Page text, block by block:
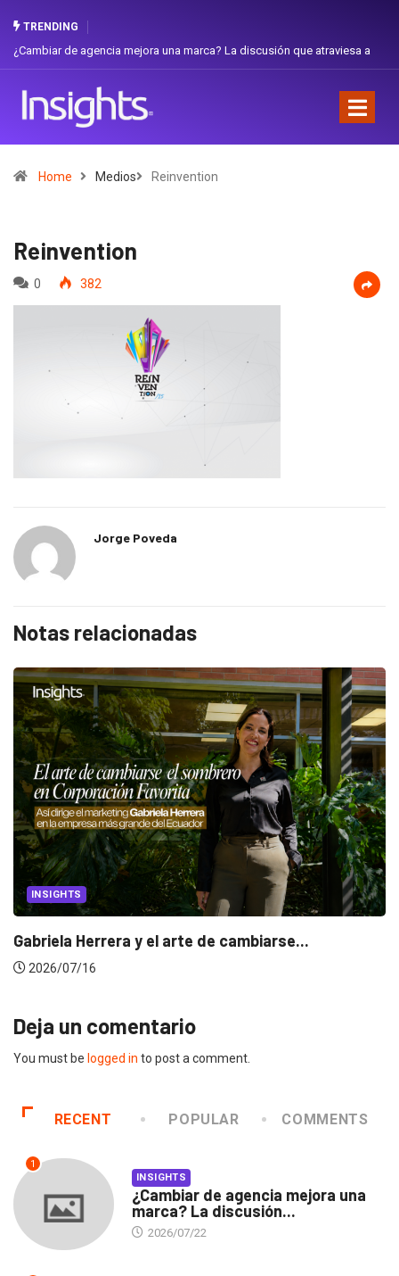
TRENDING
de agencia mejora una marca? La discusión que atraviesa a
Home Medios Reinvention
Reinvention
0 382
Jorge Poveda
Notas relacionadas
INSIGHTS
Gabriela Herrera y el arte de cambiarse...
2026/07/16
Deja un comentario
You must be logged in to post a comment.
RECENT POPULAR COMMENTS
1
INSIGHTS
¿Cambiar de agencia mejora una
marca? La discusión...
2026/07/22